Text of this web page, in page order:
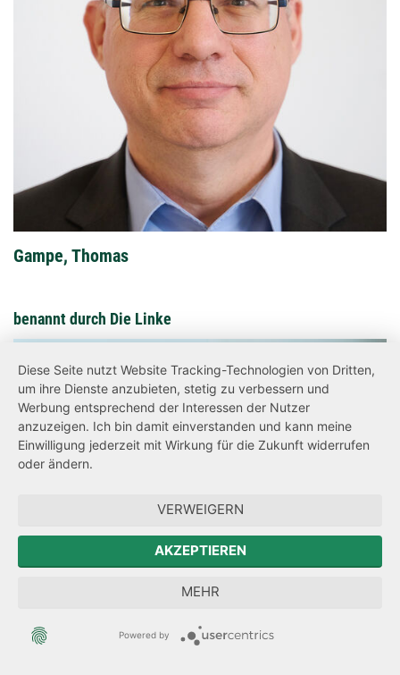
Gampe, Thomas
benannt durch Die Linke
Diese Seite nutzt Website Tracking-Technologien von Dritten,
um ihre Dienste anzubieten, stetig zu verbessern und
Werbung entsprechend der Interessen der Nutzer
anzuzeigen. Ich bin damit einverstanden und kann meine
Einwilligung jederzeit mit Wirkung für die Zukunft widerrufen
oder ändern.
VERWEIGERN
AKZEPTIEREN
MEHR
Powered by